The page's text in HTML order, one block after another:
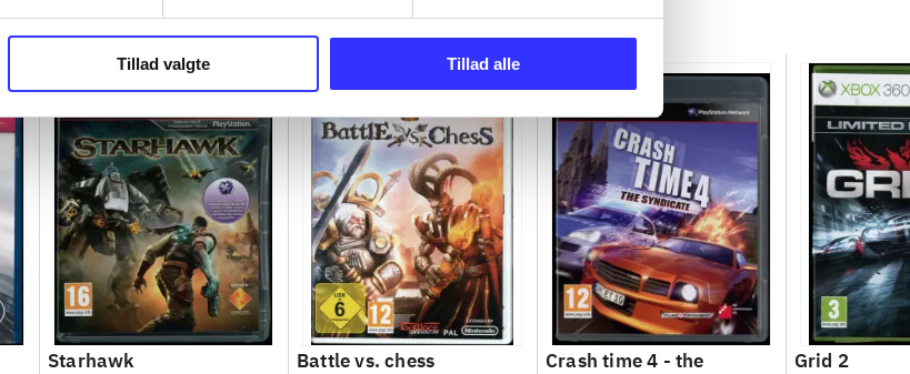
Tillad valgte Tillad alle
Starhawk
Battle vs. chess
Crash time 4 - the
Grid 2